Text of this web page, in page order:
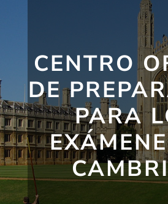
CENTRO
DE
PARA